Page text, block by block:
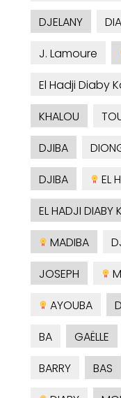
DJELANY
J. Lamoure
El Hadji Diaby
KHALOU
DJIBA
DJIBA
EL
EL HADJI DIABY
MADIBA
JOSEPH
AYOUBA
BA
GAËLLE
BARRY
BAS